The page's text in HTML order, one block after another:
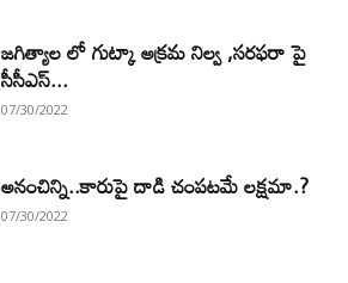
జగిత్యాల లో గుట్కా అక్రమ నిల్వ ,సరఫరా పై
సీసీఎస్...
07/30/2022
అనంచిన్ని..కారుపై దాడి చంపటమే లక్షమా.?
07/30/2022